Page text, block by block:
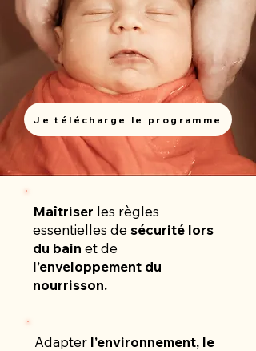
Je télécharge le programme
Maîtriser les règles
essentielles de sécurité lors
du bain et de
l’enveloppement du
nourrisson.
Adapter l’environnement, le